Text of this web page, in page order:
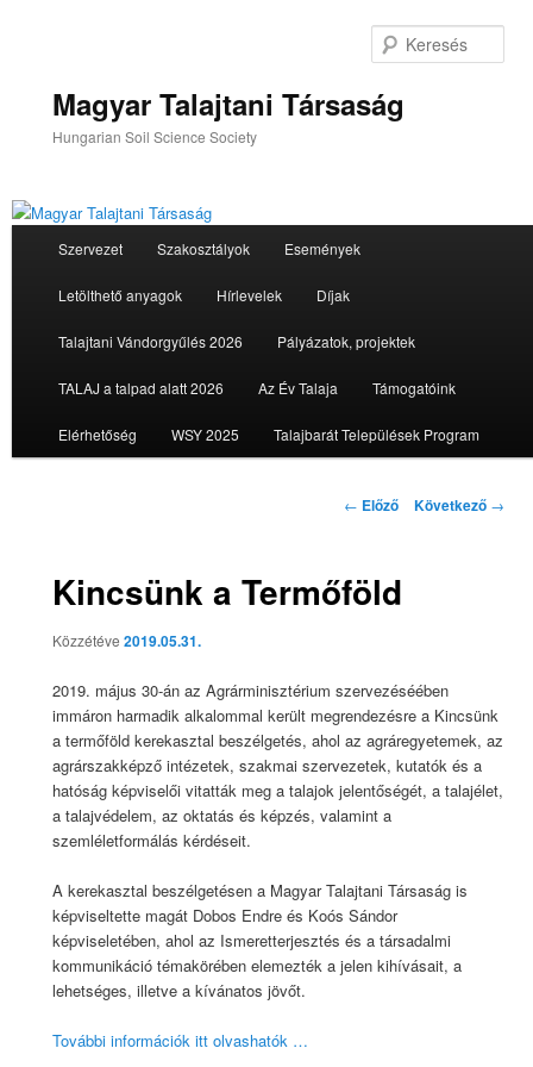
Magyar Talajtani Társaság
Hungarian Soil Science Society
Szervezet Szakosztályok Események
Letölthető anyagok Hírlevelek Díjak
Talajtani Vándorgyűlés 2026 Pályázatok, projektek
TALAJ a talpad alatt 2026 Az Év Talaja Támogatóink
Elérhetőség WSY 2025 Talajbarát Települések Program
Bejegyzés
← Előző Következő →
Kincsünk a Termőföld
Közzétéve2019.05.31.
2019. május 30-án az Agrárminisztérium szervezéséében
immáron harmadik alkalommal került megrendezésre a Kincsünk
a termőföld kerekasztal beszélgetés, ahol az agráregyetemek, az
agrárszakképző intézetek, szakmai szervezetek, kutatók és a
hatóság képviselői vitatták meg a talajok jelentőségét, a talajélet,
a talajvédelem, az oktatás és képzés, valamint a
szemléletformálás kérdéseit.
A kerekasztal beszélgetésen a Magyar Talajtani Társaság is
képviseltette magát Dobos Endre és Koós Sándor
képviseletében, ahol az Ismeretterjesztés és a társadalmi
kommunikáció témakörében elemezték a jelen kihívásait, a
lehetséges, illetve a kívánatos jövőt.
További információk itt olvashatók …